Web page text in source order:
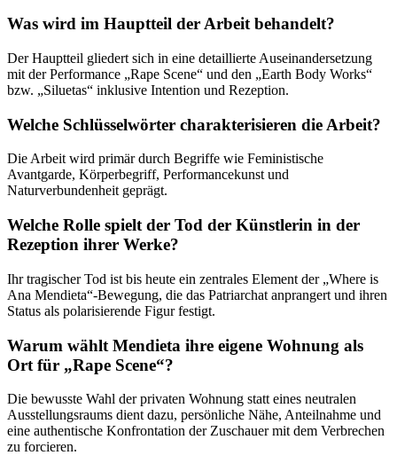
Was wird im Hauptteil der Arbeit behandelt?
Der Hauptteil gliedert sich in eine detaillierte Auseinandersetzung
mit der Performance „Rape Scene“ und den „Earth Body Works“
bzw. „Siluetas“ inklusive Intention und Rezeption.
Welche Schlüsselwörter charakterisieren die Arbeit?
Die Arbeit wird primär durch Begriffe wie Feministische
Avantgarde, Körperbegriff, Performancekunst und
Naturverbundenheit geprägt.
Welche Rolle spielt der Tod der Künstlerin in der
Rezeption ihrer Werke?
Ihr tragischer Tod ist bis heute ein zentrales Element der „Where is
Ana Mendieta“-Bewegung, die das Patriarchat anprangert und ihren
Status als polarisierende Figur festigt.
Warum wählt Mendieta ihre eigene Wohnung als
Ort für „Rape Scene“?
Die bewusste Wahl der privaten Wohnung statt eines neutralen
Ausstellungsraums dient dazu, persönliche Nähe, Anteilnahme und
eine authentische Konfrontation der Zuschauer mit dem Verbrechen
zu forcieren.